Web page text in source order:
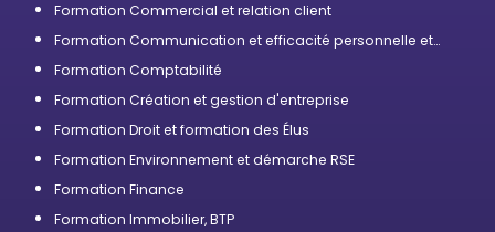
Formation Commercial et relation client
Formation Communication et efficacité personnelle et
Formation Comptabilité
Formation Création et gestion d'entreprise
Formation Droit et formation des Élus
Formation Environnement et démarche RSE
Formation Finance
Formation Immobilier, BTP